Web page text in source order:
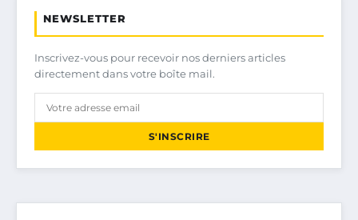
NEWSLETTER
Inscrivez-vous pour recevoir nos derniers articles
directement dans votre boîte mail.
S'INSCRIRE